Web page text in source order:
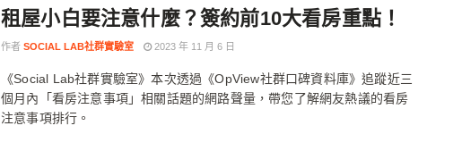
租屋小白要注意什麼？簽約前10大看房重點！
作者 SOCIAL LAB社群實驗室 2023 年 11 月 6 日
《Social Lab社群實驗室》本次透過《OpView社群口碑資料庫》追蹤近三
個月內「看房注意事項」相關話題的網路聲量，帶您了解網友熱議的看房
注意事項排行。